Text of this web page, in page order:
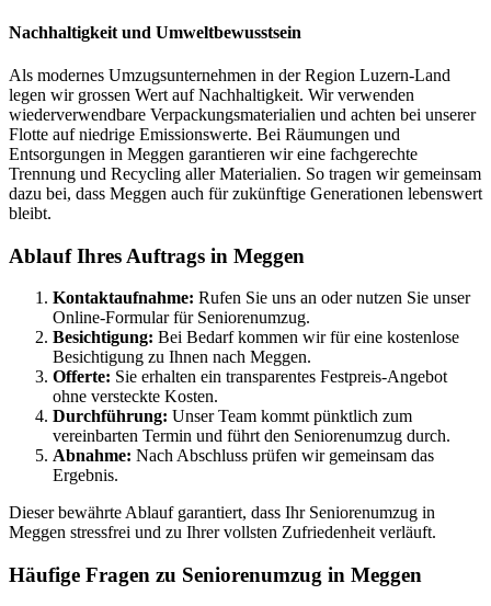
Nachhaltigkeit und Umweltbewusstsein
Als modernes Umzugsunternehmen in der Region Luzern-Land
legen wir grossen Wert auf Nachhaltigkeit. Wir verwenden
wiederverwendbare Verpackungsmaterialien und achten bei unserer
Flotte auf niedrige Emissionswerte. Bei Räumungen und
Entsorgungen in Meggen garantieren wir eine fachgerechte
Trennung und Recycling aller Materialien. So tragen wir gemeinsam
dazu bei, dass Meggen auch für zukünftige Generationen lebenswert
bleibt.
Ablauf Ihres Auftrags in Meggen
Kontaktaufnahme: Rufen Sie uns an oder nutzen Sie unser
Online-Formular für Seniorenumzug.
Besichtigung: Bei Bedarf kommen wir für eine kostenlose
Besichtigung zu Ihnen nach Meggen.
Offerte: Sie erhalten ein transparentes Festpreis-Angebot
ohne versteckte Kosten.
Durchführung: Unser Team kommt pünktlich zum
vereinbarten Termin und führt den Seniorenumzug durch.
Abnahme: Nach Abschluss prüfen wir gemeinsam das
Ergebnis.
Dieser bewährte Ablauf garantiert, dass Ihr Seniorenumzug in
Meggen stressfrei und zu Ihrer vollsten Zufriedenheit verläuft.
Häufige Fragen zu Seniorenumzug in Meggen